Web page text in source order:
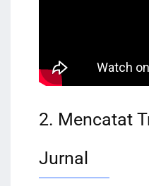
2. Mencatat
Jurnal